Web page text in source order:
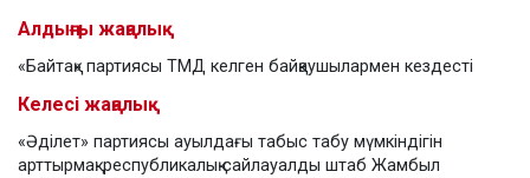
Алдыңғы жаңалық
«Байтақ» партиясы ТМД келген байқаушылармен кездесті
Келесі жаңалық
«Әділет» партиясы ауылдағы табыс табу мүмкіндігін
арттырмақ: республикалық сайлауалды штаб Жамбыл